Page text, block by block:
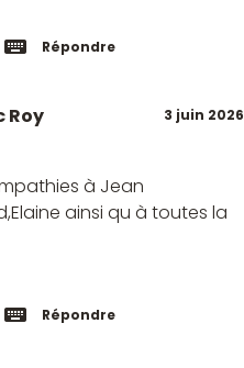
Répondre
3 juin 2026
Roy
à Jean
ainsi qu à toutes la
Répondre